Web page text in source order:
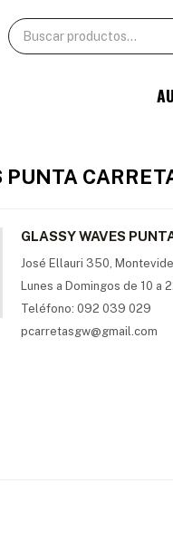
PUNTA
GLASSY WAVES
José Ellauri 350,
Lunes a Domingos de 10 a
Teléfono: 092 039 029
pcarretasgw@gmail.com